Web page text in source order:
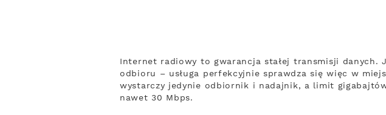
Internet radiowy to gwarancja stałej transmisji
odbioru – usługa perfekcyjnie sprawdza się więc w
wystarczy jedynie odbiornik i nadajnik, a limit
nawet 30 Mbps.